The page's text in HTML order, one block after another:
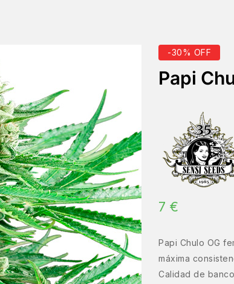
-30% OFF
Papi
7 €
Papi Chulo OG
máxima
Calidad de